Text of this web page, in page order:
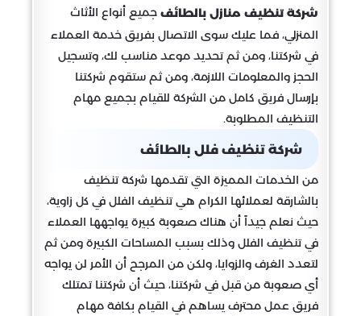
شركة تنظيف منازل بالطائف جميع أنواع الأثاث
المنزلي، فما عليك سوى الاتصال بفريق خدمة العملاء
في شركتنا، ومن ثم تحديد موعد مناسب لك، وتسجيل
الحجز والمعلومات اللازمة، ومن ثم ستقوم شركتنا
بإرسال فريق كامل من الشركة للقيام بجميع مهام
التنظيف المطلوبة.
شركة تنظيف فلل بالطائف
من الخدمات المميزة التي تقدمها شركة تنظيف
بالشارقة لعملائها الكرام هي تنظيف الفلل في كل زاوية،
حيث نعلم جيداً أن هناك صعوبة كبيرة يواجهها العملاء
في تنظيف الفلل وذلك بسبب المساحات الكبيرة ومن ثم
لتعدد الغرف والزوايا، ولكن من المرجح أن الأمر لن يواجه
أي صعوبة من قبل في شركتنا، حيث أن شركتنا تمتلك
فريق عمل محترف يساهم في القيام بكافة مهام